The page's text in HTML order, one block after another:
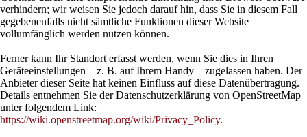
verhindern; wir weisen Sie jedoch darauf hin, dass Sie in diesem Fall
gegebenenfalls nicht sämtliche Funktionen dieser Website
vollumfänglich werden nutzen können.
Ferner kann Ihr Standort erfasst werden, wenn Sie dies in Ihren
Geräteeinstellungen – z. B. auf Ihrem Handy – zugelassen haben. Der
Anbieter dieser Seite hat keinen Einfluss auf diese Datenübertragung.
Details entnehmen Sie der Datenschutzerklärung von OpenStreetMap
unter folgendem Link:
https://wiki.openstreetmap.org/wiki/Privacy_Policy.